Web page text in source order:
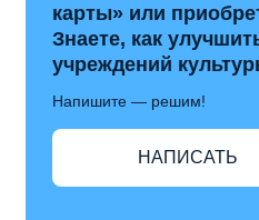
карты» или
Знаете, как
учреждений
Напишите — решим!
НАПИСАТЬ